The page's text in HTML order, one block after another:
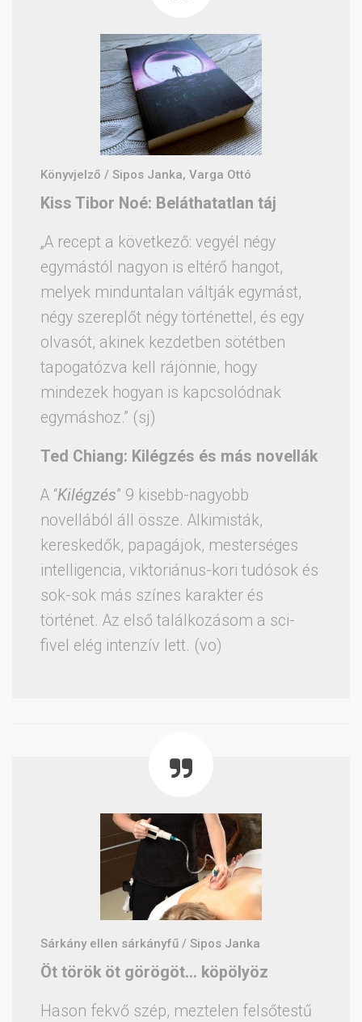
Könyvjelző / Sipos Janka, Varga Ottó
Kiss Tibor Noé: Beláthatatlan táj
„A recept a következő: vegyél négy
egymástól nagyon is eltérő hangot,
melyek minduntalan váltják egymást,
négy szereplőt négy történettel, és egy
olvasót, akinek kezdetben sötétben
tapogatózva kell rájönnie, hogy
mindezek hogyan is kapcsolódnak
egymáshoz.” (sj)
Ted Chiang: Kilégzés és más novellák
A “Kilégzés” 9 kisebb-nagyobb
novellából áll össze. Alkimisták,
kereskedők, papagájok, mesterséges
intelligencia, viktoriánus-kori tudósok és
sok-sok más színes karakter és
történet. Az első találkozásom a sci-
fivel elég intenzív lett. (vo)
Sárkány ellen sárkányfű / Sipos Janka
Öt török öt görögöt… köpölyöz
Hason fekvő szép, meztelen felsőtestű